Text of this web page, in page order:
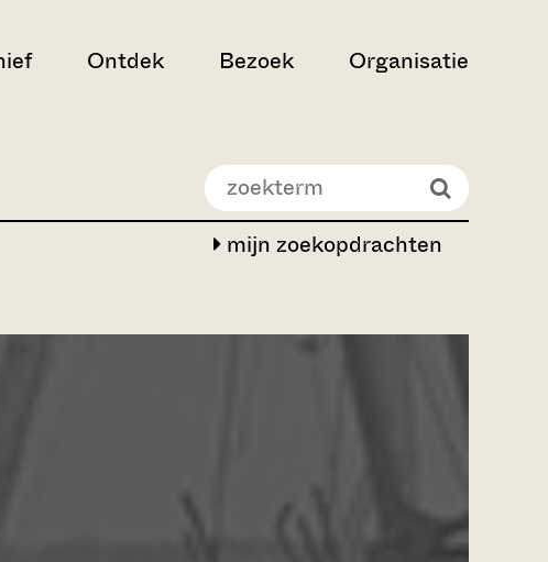
Ontdek Bezoek Organisatie
mijn zoekopdrachten